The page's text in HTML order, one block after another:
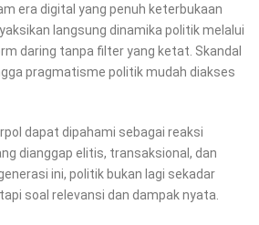
era digital yang penuh keterbukaan
langsung dinamika politik melalui
daring tanpa filter yang ketat. Skandal
pragmatisme politik mudah diakses
dapat dipahami sebagai reaksi
dianggap elitis, transaksional, dan
ini, politik bukan lagi sekadar
soal relevansi dan dampak nyata.